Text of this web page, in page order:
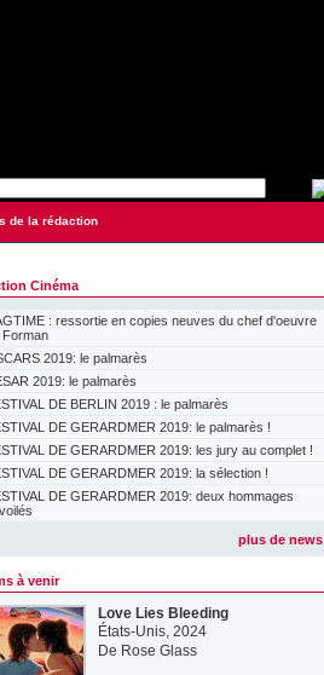
de la rédaction
Cinéma
: ressortie en copies neuves du chef d'oeuvre
Forman
2019: le palmarès
2019: le palmarès
DE BERLIN 2019 : le palmarès
DE GERARDMER 2019: le palmarès !
DE GERARDMER 2019: les jury au complet !
DE GERARDMER 2019: la sélection !
DE GERARDMER 2019: deux hommages
plus de news
à venir
Love Lies Bleeding
États-Unis, 2024
De Rose Glass